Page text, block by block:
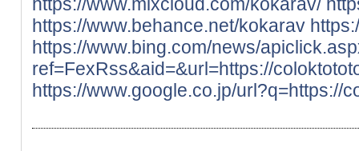
https://www.behance.net/kokarav
https://www.bing.com/news/
ref=FexRss&aid=&url=https://
https://www.google.co.jp/url?q=https://